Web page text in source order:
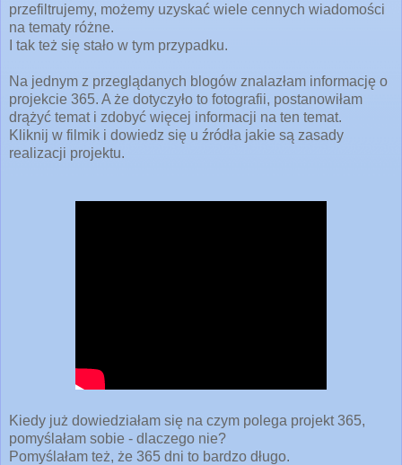
przefiltrujemy, możemy uzyskać wiele cennych wiadomości
na tematy różne.
I tak też się stało w tym przypadku.
Na jednym z przeglądanych blogów znalazłam informację o
projekcie 365. A że dotyczyło to fotografii, postanowiłam
drążyć temat i zdobyć więcej informacji na ten temat.
Kliknij w filmik i dowiedz się u źródła jakie są zasady
realizacji projektu.
Kiedy już dowiedziałam się na czym polega projekt 365,
pomyślałam sobie - dlaczego nie?
Pomyślałam też, że 365 dni to bardzo długo.